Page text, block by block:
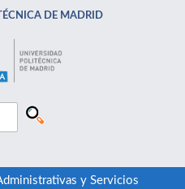
DE MADRID
y Servicios